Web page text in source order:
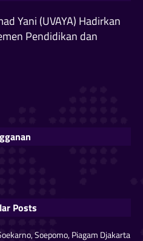
Yani (UVAYA) Hadirkan
Pendidikan dan
Posts
Soepomo, Piagam Djakarta